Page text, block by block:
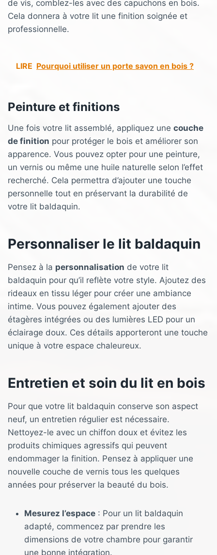
de vis, comblez-les avec des capuchons en bois.
Cela donnera à votre lit une finition soignée et
professionnelle.
LIRE Pourquoi utiliser un porte savon en bois ?
Peinture et finitions
Une fois votre lit assemblé, appliquez une couche
de finition pour protéger le bois et améliorer son
apparence. Vous pouvez opter pour une peinture,
un vernis ou même une huile naturelle selon l’effet
recherché. Cela permettra d’ajouter une touche
personnelle tout en préservant la durabilité de
votre lit baldaquin.
Personnaliser le lit baldaquin
Pensez à la personnalisation de votre lit
baldaquin pour qu’il reflète votre style. Ajoutez des
rideaux en tissu léger pour créer une ambiance
intime. Vous pouvez également ajouter des
étagères intégrées ou des lumières LED pour un
éclairage doux. Ces détails apporteront une touche
unique à votre espace chaleureux.
Entretien et soin du lit en bois
Pour que votre lit baldaquin conserve son aspect
neuf, un entretien régulier est nécessaire.
Nettoyez-le avec un chiffon doux et évitez les
produits chimiques agressifs qui peuvent
endommager la finition. Pensez à appliquer une
nouvelle couche de vernis tous les quelques
années pour préserver la beauté du bois.
Mesurez l’espace : Pour un lit baldaquin
adapté, commencez par prendre les
dimensions de votre chambre pour garantir
une bonne intégration.